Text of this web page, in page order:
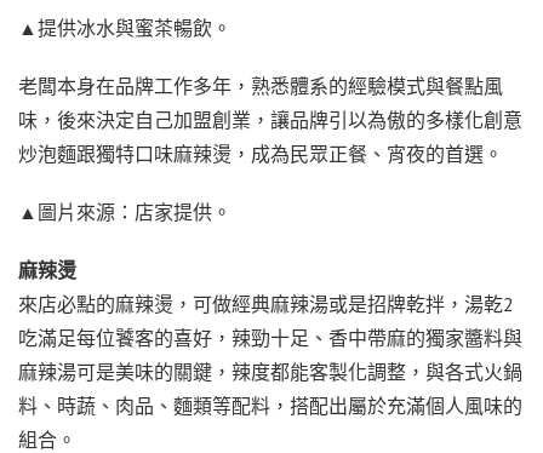
▲提供冰水與蜜茶暢飲。
老闆本身在品牌工作多年，熟悉體系的經驗模式與餐點風
味，後來決定自己加盟創業，讓品牌引以為傲的多樣化創意
炒泡麵跟獨特口味麻辣燙，成為民眾正餐、宵夜的首選。
▲圖片來源：店家提供。
麻辣燙
來店必點的麻辣燙，可做經典麻辣湯或是招牌乾拌，湯乾2
吃滿足每位饕客的喜好，辣勁十足、香中帶麻的獨家醬料與
麻辣湯可是美味的關鍵，辣度都能客製化調整，與各式火鍋
料、時蔬、肉品、麵類等配料，搭配出屬於充滿個人風味的
組合。